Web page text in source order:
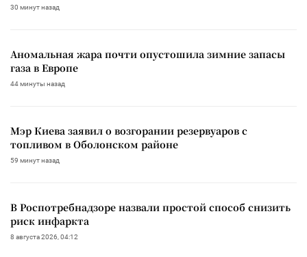
30 минут назад
Аномальная жара почти опустошила зимние запасы
газа в Европе
44 минуты назад
Мэр Киева заявил о возгорании резервуаров с
топливом в Оболонском районе
59 минут назад
В Роспотребнадзоре назвали простой способ снизить
риск инфаркта
8 августа 2026, 04:12